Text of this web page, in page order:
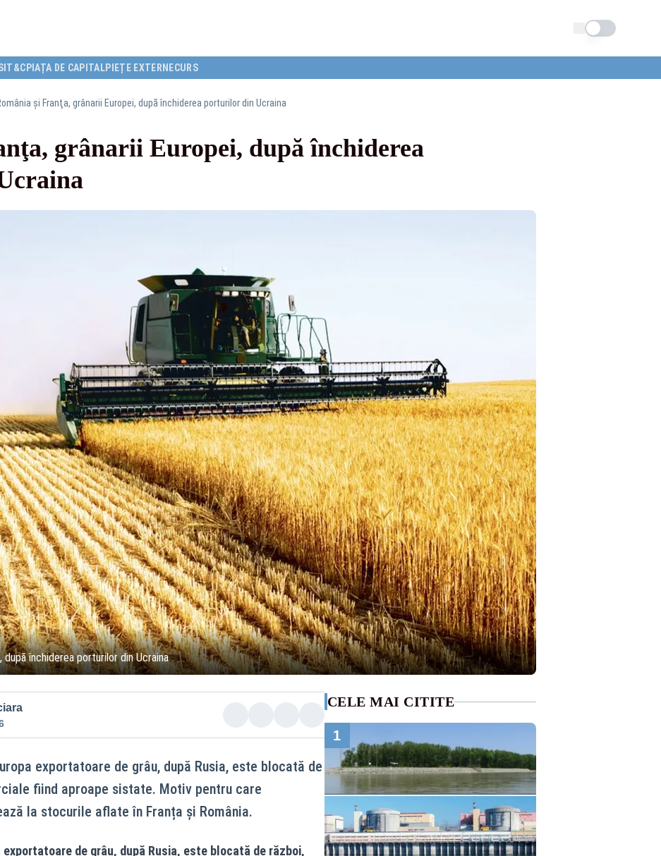
Schimba tema
IT&C PIAȚA DE CAPITALPIEȚE EXTERNECURS
şi Franţa, grânarii Europei, după închiderea porturilor din Ucraina
grânarii Europei, după închiderea
după închiderea porturilor din Ucraina
exportatoare de grâu, după Rusia, este blocată de
fiind aproape sistate. Motiv pentru care
la stocurile aflate în Franța și România.
exportatoare de grâu, după Rusia, este blocată de război,
CELE MAI CITITE
1